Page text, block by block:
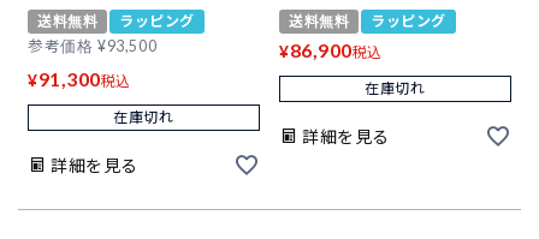
送料無料
ラッピング
参考価格 ¥93,500
¥91,300税込
在庫切れ
詳細を見る
送料無料 ラッピング
¥86,900税込
在庫切れ
詳細を見る